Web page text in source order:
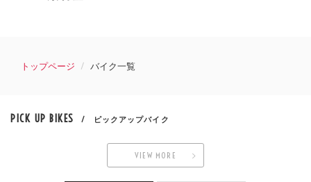
トップページ バイク一覧
PICK UP BIKES / ピックアップバイク
VIEW MORE